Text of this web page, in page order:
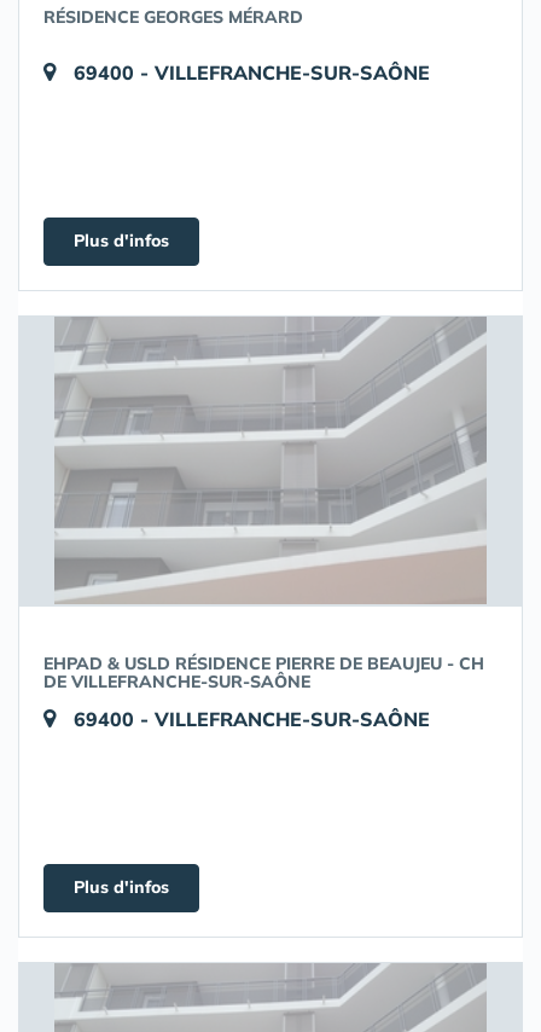
RÉSIDENCE GEORGES MÉRARD
69400 - VILLEFRANCHE-SUR-SAÔNE
Plus d'infos
EHPAD & USLD RÉSIDENCE PIERRE DE BEAUJEU - CH
DE VILLEFRANCHE-SUR-SAÔNE
69400 - VILLEFRANCHE-SUR-SAÔNE
Plus d'infos